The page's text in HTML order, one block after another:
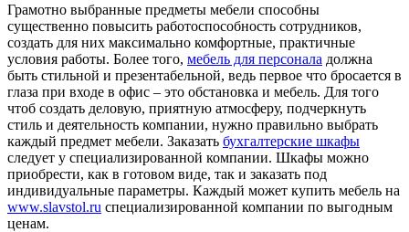
Грамотно выбранные предметы мебели способны
существенно повысить работоспособность сотрудников,
создать для них максимально комфортные, практичные
условия работы. Более того, мебель для персонала должна
быть стильной и презентабельной, ведь первое что бросается в
глаза при входе в офис – это обстановка и мебель. Для того
чтоб создать деловую, приятную атмосферу, подчеркнуть
стиль и деятельность компании, нужно правильно выбрать
каждый предмет мебели. Заказать бухгалтерские шкафы
следует у специализированной компании. Шкафы можно
приобрести, как в готовом виде, так и заказать под
индивидуальные параметры. Каждый может купить мебель на
www.slavstol.ru специализированной компании по выгодным
ценам.